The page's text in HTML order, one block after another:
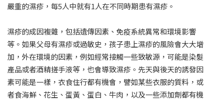
嚴重的濕疹，每5人中就有1人在不同時期患有濕疹。
濕疹的成因複雜，包括遺傳因素、免疫系統異常和環境影響
等。如果父母有濕疹或過敏史，孩子患上濕疹的風險會大大增
加，外在環境的因素，例如經常接觸一些致敏源，可能是染髮
產品或者酒精搓手液等，也會導致濕疹。先天與後天的誘發因
素可能是一樣，衣食住行都有機會，譬如某些衣服的質料，或
者食海鮮、花生、蛋黃、蛋白、牛肉，以及一些添加劑都有機